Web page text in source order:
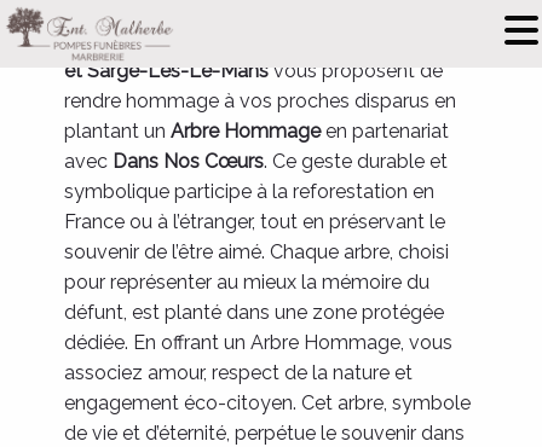
LesEntreprise Malherbe
et Sargé-Lès-Le-Mansvous proposent de
rendre hommage à vos proches disparus en
plantant un Arbre Hommageen partenariat
avec Dans Nos Cœurs. Ce geste durable et
symbolique participe à la reforestation en
France ou à l’étranger, tout en préservant le
souvenir de l’être aimé. Chaque arbre, choisi
pour représenter au mieux la mémoire du
défunt, est planté dans une zone protégée
dédiée. En offrant un Arbre Hommage, vous
associez amour, respect de la nature et
engagement éco-citoyen. Cet arbre, symbole
de vie et d’éternité, perpétue le souvenir dans